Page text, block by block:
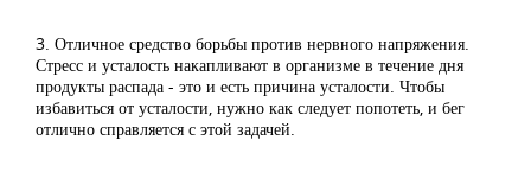
3. Отличное средство борьбы против нервного напряжения.
Стресс и усталость накапливают в организме в течение дня
продукты распада - это и есть причина усталости. Чтобы
избавиться от усталости, нужно как следует попотеть, и бег
отлично справляется с этой задачей.